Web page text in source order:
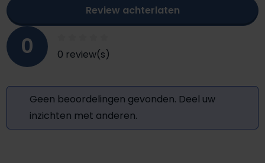
0 0 review(s)
Review achterlaten
Geen beoordelingen gevonden. Deel uw
inzichten met anderen.